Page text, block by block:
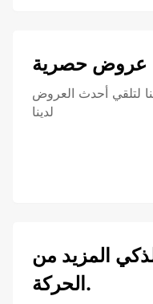
عروض حصرية
لتلقي أحدث العروض
لدينا
المزيد من
الحركة.